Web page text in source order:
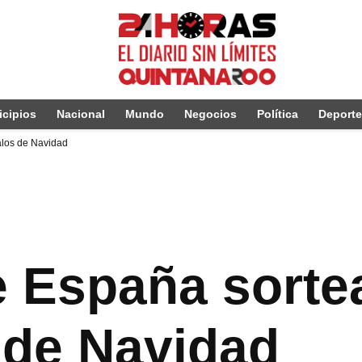
Nacional Mundo Negocios Política
de Navidad
España
Navidad